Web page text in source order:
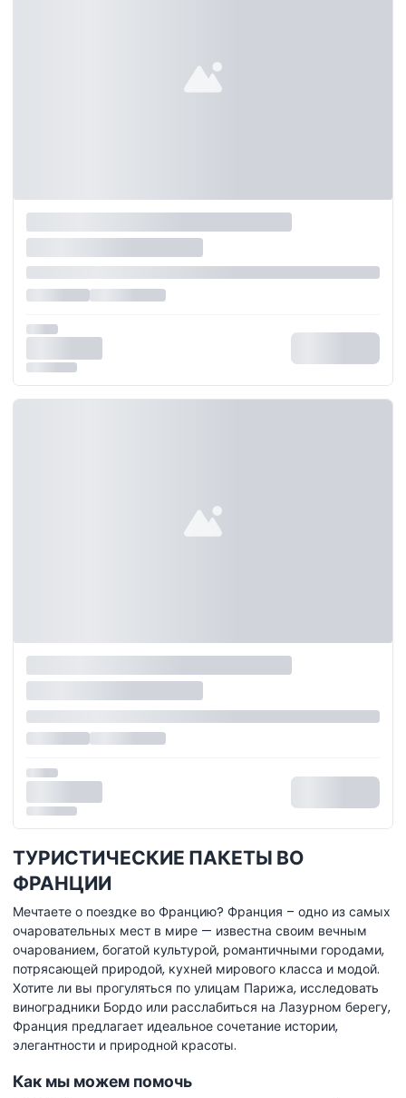
ТУРИСТИЧЕСКИЕ ПАКЕТЫ ВО
ФРАНЦИИ
Мечтаете о поездке во Францию? Франция – одно из самых
очаровательных мест в мире — известна своим вечным
очарованием, богатой культурой, романтичными городами,
потрясающей природой, кухней мирового класса и модой.
Хотите ли вы прогуляться по улицам Парижа, исследовать
виноградники Бордо или расслабиться на Лазурном берегу,
Франция предлагает идеальное сочетание истории,
элегантности и природной красоты.
Как мы можем помочь